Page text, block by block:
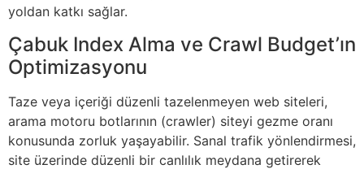
yoldan katkı sağlar.
Çabuk Index Alma ve Crawl Budget’ın
Optimizasyonu
Taze veya içeriği düzenli tazelenmeyen web siteleri,
arama motoru botlarının (crawler) siteyi gezme oranı
konusunda zorluk yaşayabilir. Sanal trafik yönlendirmesi,
site üzerinde düzenli bir canlılık meydana getirerek